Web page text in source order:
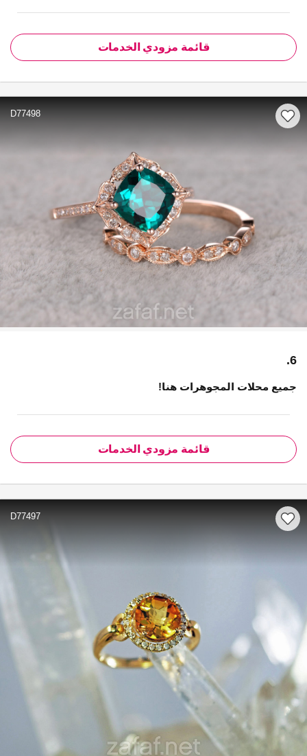
قائمة مزودي الخدمات
D77498
6.
جميع محلات المجوهرات هنا!
قائمة مزودي الخدمات
D77497